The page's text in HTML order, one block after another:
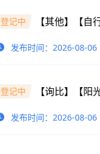
登记中 【其他】【
发布时间：2026-08-06
登记中
发布时间：2026-08-06